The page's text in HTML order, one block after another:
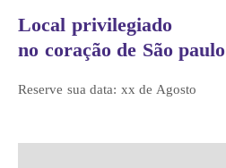
Local privilegiado
no coração de São paulo
Reserve sua data: xx de Agosto